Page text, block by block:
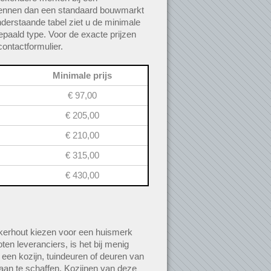
dan een standaard bouwmarkt
tabel ziet u de minimale
type. Voor de exacte prijzen
Minimale prijs
€ 97,00
€ 205,00
€ 210,00
€ 315,00
€ 430,00
kiezen voor een huismerk
leveranciers, is het bij menig
kozijn, tuindeuren of deuren van
te schaffen. Kozijnen van deze